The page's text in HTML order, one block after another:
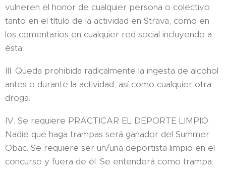
vulneren el honor de cualquier persona o colectivo
tanto en el título de la actividad en Strava, como en
los comentarios en cualquier red social incluyendo a
ésta.
III. Queda prohibida radicalmente la ingesta de alcohol
antes o durante la actividad, así como cualquier otra
droga.
IV. Se requiere PRACTICAR EL DEPORTE LIMPIO.
Nadie que haga trampas será ganador del Summer
Obac. Se requiere ser un/una deportista limpio en el
concurso y fuera de él. Se entenderá como trampa: